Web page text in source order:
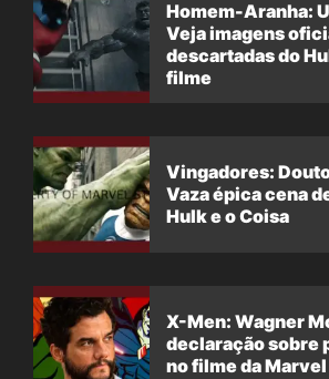
Homem-Aranha:
Veja imagens
descartadas do
filme
Vingadores:
Vaza épica cena
Hulk e o Coisa
X-Men: Wagner
declaração sobre
no filme da Marvel